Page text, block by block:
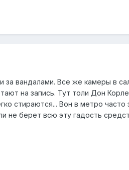
за вандалами. Все же камеры в
на запись. Тут толи Дон
стираются... Вон в метро
не берет всю эту гадость